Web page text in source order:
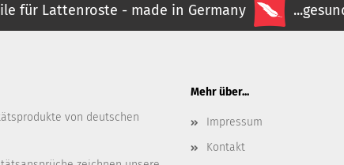
für Lattenroste - made in Germany
von deutschen
Mehr über...
Impressum
Kontakt